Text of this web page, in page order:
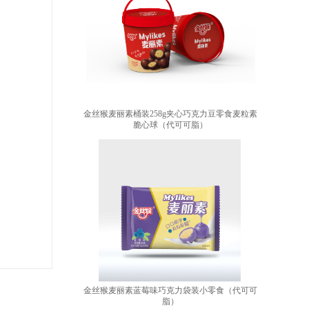
金丝猴麦丽素桶装258g夹心巧克力豆零食麦粒素
脆心球（代可可脂）
金丝猴麦丽素蓝莓味巧克力袋装小零食（代可可
脂）